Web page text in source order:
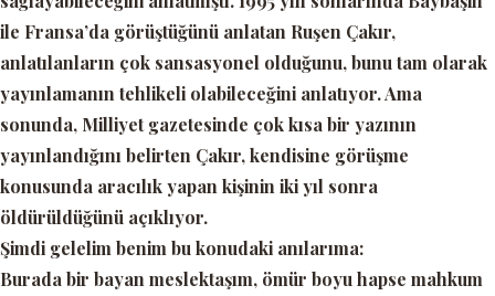
ile Fransa’da görüştüğünü anlatan Ruşen Çakır,
anlatılanların çok sansasyonel olduğunu, bunu tam olarak
yayınlamanın tehlikeli olabileceğini anlatıyor. Ama
sonunda, Milliyet gazetesinde çok kısa bir yazının
yayınlandığını belirten Çakır, kendisine görüşme
konusunda aracılık yapan kişinin iki yıl sonra
öldürüldüğünü açıklıyor.
Şimdi gelelim benim bu konudaki anılarıma:
Burada bir bayan meslektaşım, ömür boyu hapse mahkum